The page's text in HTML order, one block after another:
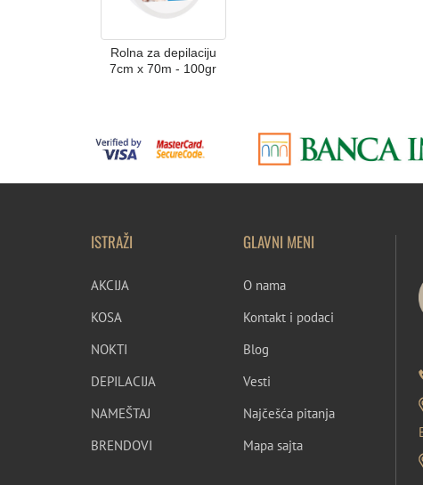
Rolna za depilaciju
7cm x 70m - 100gr
ISTRAŽI
AKCIJA
KOSA
NOKTI
DEPILACIJA
NAMEŠTAJ
BRENDOVI
GLAVNI MENI
O nama
Kontakt i podaci
Blog
Vesti
Najčešća pitanja
Mapa sajta